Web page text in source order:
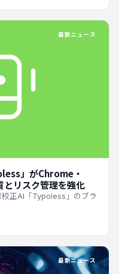
最新ニュース
」がChrome・
リスク管理を強化
正AI「Typoless」のブラ
最新ニュース